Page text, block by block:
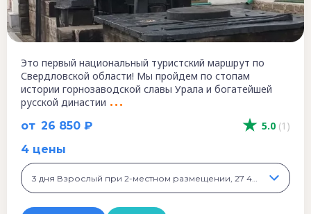
5.0 (1)
от 26 850 ₽
Это первый национальный туристский маршрут по
Свердловской области! Мы пройдем по стопам
истории горнозаводской славы Урала и богатейшей
русской династии
4 цены
3 дня Взрослый при 2-местном размещении, 27 400 ₽